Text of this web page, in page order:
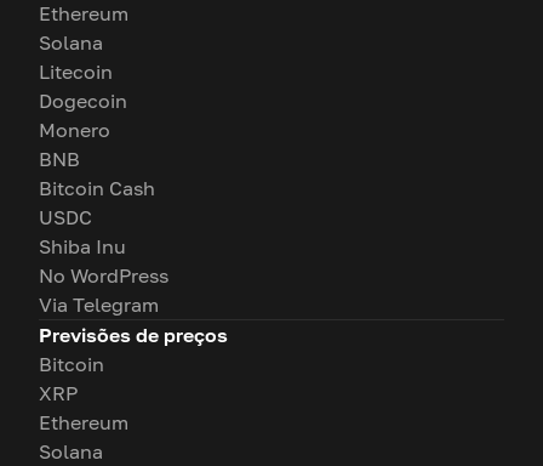
Ethereum
Solana
Litecoin
Dogecoin
Monero
BNB
Bitcoin Cash
USDC
Shiba Inu
No WordPress
Via Telegram
Previsões de preços
Bitcoin
XRP
Ethereum
Solana